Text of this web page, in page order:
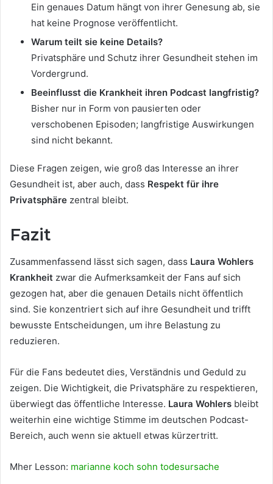
Ein genaues Datum hängt von ihrer Genesung ab, sie
hat keine Prognose veröffentlicht.
Warum teilt sie keine Details?
Privatsphäre und Schutz ihrer Gesundheit stehen im
Vordergrund.
Beeinflusst die Krankheit ihren Podcast langfristig?
Bisher nur in Form von pausierten oder
verschobenen Episoden; langfristige Auswirkungen
sind nicht bekannt.
Diese Fragen zeigen, wie groß das Interesse an ihrer
Gesundheit ist, aber auch, dass Respekt für ihre
Privatsphäre zentral bleibt.
Fazit
Zusammenfassend lässt sich sagen, dass Laura Wohlers
Krankheit zwar die Aufmerksamkeit der Fans auf sich
gezogen hat, aber die genauen Details nicht öffentlich
sind. Sie konzentriert sich auf ihre Gesundheit und trifft
bewusste Entscheidungen, um ihre Belastung zu
reduzieren.
Für die Fans bedeutet dies, Verständnis und Geduld zu
zeigen. Die Wichtigkeit, die Privatsphäre zu respektieren,
überwiegt das öffentliche Interesse. Laura Wohlers bleibt
weiterhin eine wichtige Stimme im deutschen Podcast-
Bereich, auch wenn sie aktuell etwas kürzertritt.
Mher Lesson: marianne koch sohn todesursache